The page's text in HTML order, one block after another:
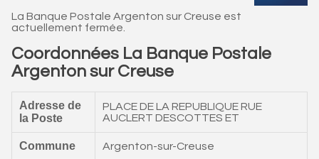
La Banque Postale Argenton sur Creuse est
actuellement fermée.
Coordonnées La Banque Postale
Argenton sur Creuse
Adresse de
la Poste
PLACE DE LA REPUBLIQUE RUE
AUCLERT DESCOTTES ET
Commune Argenton-sur-Creuse